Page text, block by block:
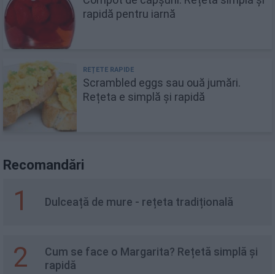
rapidă pentru iarnă
Scrambled eggs sau ouă jumări.
Rețeta e simplă și rapidă
Recomandări
1 Dulceață de mure - rețeta tradițională
2
Cum se face o Margarita? Rețetă simplă și
rapidă